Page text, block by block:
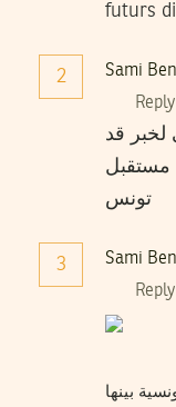
futurs
2 Sami
Reply
لخبر قد
مستقبل
تونس
3 Sami
Reply
تونسية بينها